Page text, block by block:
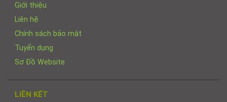
Giới thiệu
Liên hệ
Chính sách bảo mật
Tuyển dụng
Sơ Đồ Website
LIÊN KẾT